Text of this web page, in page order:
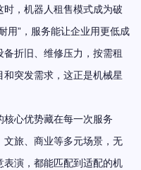
时，机器人租售模式成为破
用” ，服务能让企业用更低成
折旧、维修压力，按需租
突发需求，这正是机械星
心优势藏在每一次服务
文旅、商业等多元场景，无
演，都能匹配到适配的机